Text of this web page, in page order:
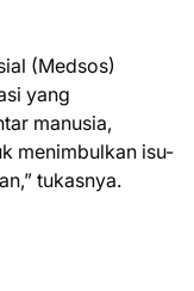
(Medsos)
yang
manusia,
menimbulkan isu-
tukasnya.